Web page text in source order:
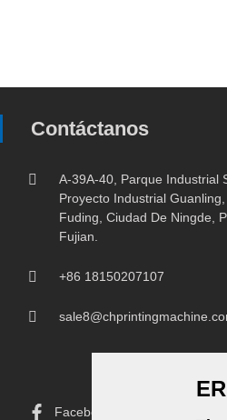
Contáctanos
A-39A-40, Parque Industrial
Proyecto Industrial
Fuding, Ciudad De Ningde,
Fujian.
+86 18150207107
Facebook